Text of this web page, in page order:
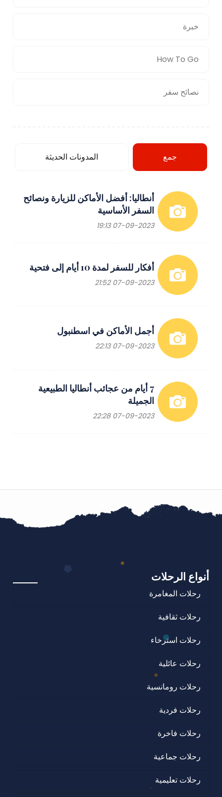
خبرة
How To Go
نصائح سفر
جمع المدونات الحديثة
أنطاليا: أفضل الأماكن للزيارة ونصائح
السفر الأساسية
07-09-2023 19:13
أفكار للسفر لمدة 10 أيام إلى فتحية
07-09-2023 21:52
أجمل الأماكن في اسطنبول
07-09-2023 22:13
7 أيام من عجائب أنطاليا الطبيعية
الجميلة
07-09-2023 22:28
أنواع الرحلات
رحلات المغامرة
رحلات ثقافية
رحلات استرخاء
رحلات عائلية
رحلات رومانسية
رحلات فردية
رحلات فاخرة
رحلات جماعية
رحلات تعليمية